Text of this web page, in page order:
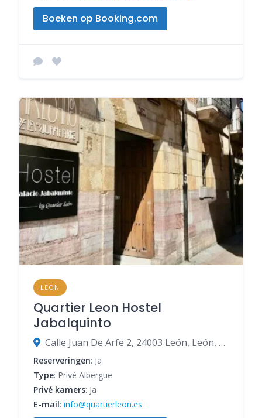
Boeken op Booking.com
LEON
Quartier Leon Hostel
Jabalquinto
Calle Juan De Arfe 2, 24003 León, León, Spanje
Reserveringen: Ja
Type: Privé Albergue
Privé kamers: Ja
E-mail: info@quartierleon.es